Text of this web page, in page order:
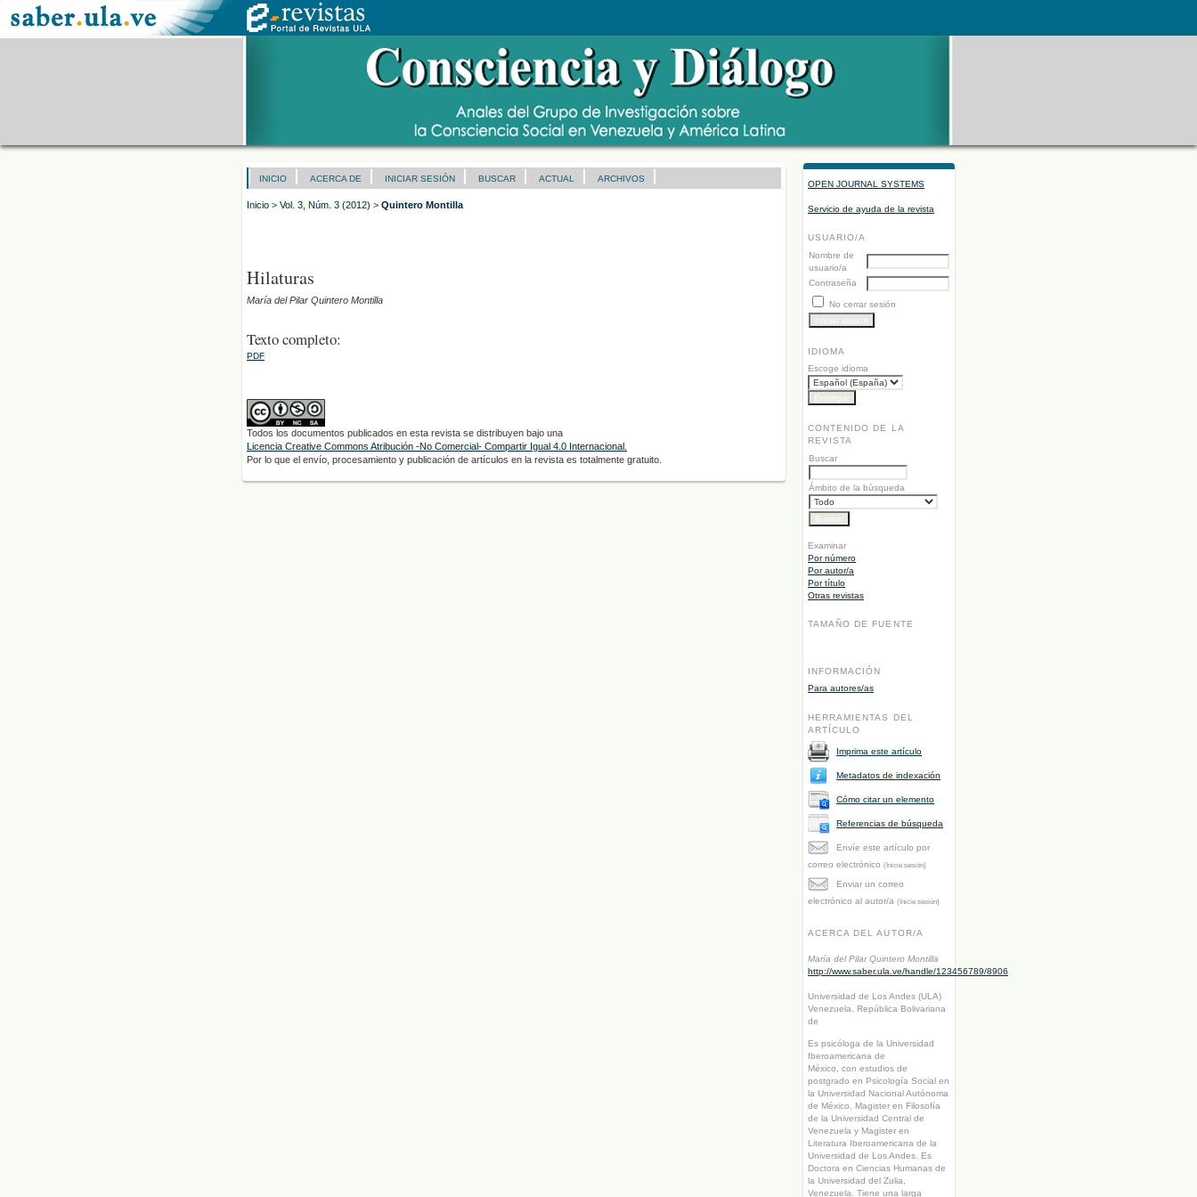
OPEN JOURNAL SYSTEMS
Servicio de ayuda de la revista
USUARIO/A
Nombre de
usuario/a
Contraseña
No cerrar sesión
IDIOMA
Escoge idioma
CONTENIDO DE LA
REVISTA
Buscar
Ámbito de la búsqueda
Examinar
Por número
Por autor/a
Por título
Otras revistas
TAMAÑO DE FUENTE
INFORMACIÓN
Para autores/as
HERRAMIENTAS DEL
ARTÍCULO
Imprima este artículo
Metadatos de indexación
Cómo citar un elemento
Referencias de búsqueda
Envíe este artículo por
correo electrónico (Inicie sesión)
Enviar un correo
electrónico al autor/a (Inicie sesión)
ACERCA DEL AUTOR/A
María del Pilar Quintero Montilla
http://www.saber.ula.ve/handle/123456789/8906
Universidad de Los Andes (ULA)
Venezuela, República Bolivariana
de
Es psicóloga de la Universidad
Iberoamericana de
México, con estudios de
postgrado en Psicología Social en
la Universidad Nacional Autónoma
de México. Magister en Filosofía
de la Universidad Central de
Venezuela y Magister en
Literatura Iberoamericana de la
Universidad de Los Andes. Es
Doctora en Ciencias Humanas de
la Universidad del Zulia,
Venezuela. Tiene una larga
INICIO ACERCA DE INICIAR SESIÓN BUSCAR ACTUAL ARCHIVOS
Inicio > Vol. 3, Núm. 3 (2012) > Quintero Montilla
Hilaturas
María del Pilar Quintero Montilla
Texto completo:
PDF
Todos los documentos publicados en esta revista se distribuyen bajo una
Licencia Creative Commons Atribución -No Comercial- Compartir Igual 4.0 Internacional.
Por lo que el envío, procesamiento y publicación de artículos en la revista es totalmente gratuito.